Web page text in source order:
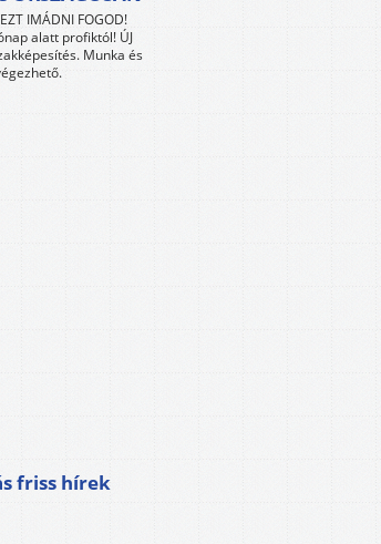
IMÁDNI FOGOD!
alatt profiktól! ÚJ
Munka és
friss hírek